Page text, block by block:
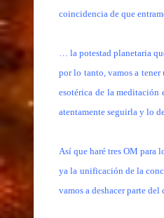
coincidencia de que
… la potestad planetaria
por lo tanto, vamos a tener
esotérica de la meditación
atentamente seguirla y lo
Así que haré tres OM para
ya la unificación de la
vamos a deshacer parte